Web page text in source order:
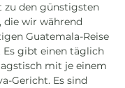
zu den günstigsten
die wir während
Guatemala-Reise
Es gibt einen täglich
mit je einem
Gericht. Es sind